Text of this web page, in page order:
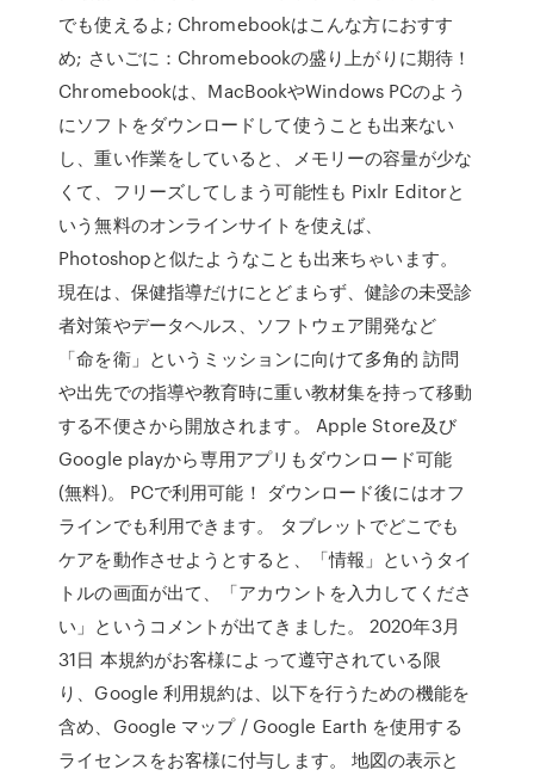
でも使えるよ; Chromebookはこんな方におすす
め; さいごに：Chromebookの盛り上がりに期待！
Chromebookは、MacBookやWindows PCのよう
にソフトをダウンロードして使うことも出来ない
し、重い作業をしていると、メモリーの容量が少な
くて、フリーズしてしまう可能性も Pixlr Editorと
いう無料のオンラインサイトを使えば、
Photoshopと似たようなことも出来ちゃいます。
現在は、保健指導だけにとどまらず、健診の未受診
者対策やデータヘルス、ソフトウェア開発など
「命を衛」というミッションに向けて多角的 訪問
や出先での指導や教育時に重い教材集を持って移動
する不便さから開放されます。 Apple Store及び
Google playから専用アプリもダウンロード可能
(無料)。 PCで利用可能！ ダウンロード後にはオフ
ラインでも利用できます。 タブレットでどこでも
ケアを動作させようとすると、「情報」というタイ
トルの画面が出て、「アカウントを入力してくださ
い」というコメントが出てきました。 2020年3月
31日 本規約がお客様によって遵守されている限
り、Google 利用規約は、以下を行うための機能を
含め、Google マップ / Google Earth を使用する
ライセンスをお客様に付与します。 地図の表示と